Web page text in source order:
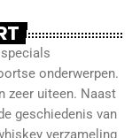
onderwerpen.
zeer uiteen. Naast
geschiedenis van
verzameling